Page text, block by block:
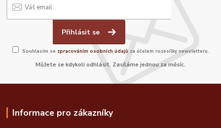
Přihlásit se
Souhlasím se zpracováním osobních údajů za účelem rozesílky newsletteru.
Můžete se kdykoli odhlásit. Zasíláme jednou za měsíc.
Informace pro zákazníky